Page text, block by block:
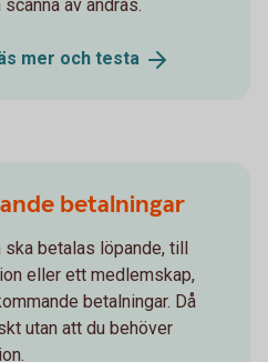
av andras.
mer och testa
betalningar
ska betalas löpande, till
eller ett medlemskap,
betalningar. Då
utan att du behöver